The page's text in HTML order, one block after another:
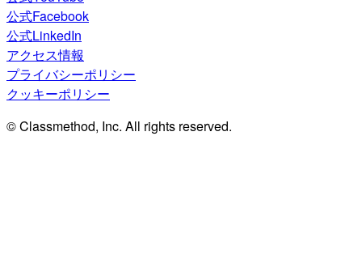
公式Facebook
公式LinkedIn
アクセス情報
プライバシーポリシー
クッキーポリシー
© Classmethod, Inc. All rights reserved.